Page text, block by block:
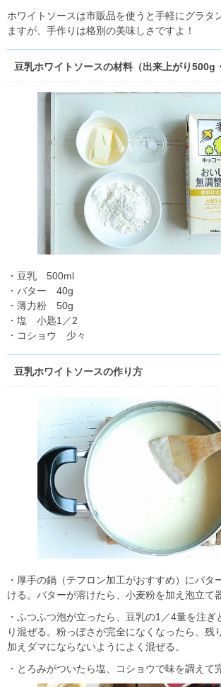
ホワイトソースは市販品を使うと手軽にグラタ
ますが、手作りは格別の美味しさですよ！
豆乳ホワイトソースの材料（出来上がり500g
・豆乳 500ml
・バター 40g
・薄力粉 50g
・塩 小匙1／2
・コショウ 少々
豆乳ホワイトソースの作り方
・厚手の鍋（テフロン加工がおすすめ）にバタ
ける。バターが溶けたら、小麦粉を加え泡立て
・ふつふつ泡が立ったら、豆乳の1／4量を注ぎ
り混ぜる。粉っぽさが完全になくなったら、残
加えダマにならないようによく混ぜる。
・とろみがついたら塩、コショウで味を調えて